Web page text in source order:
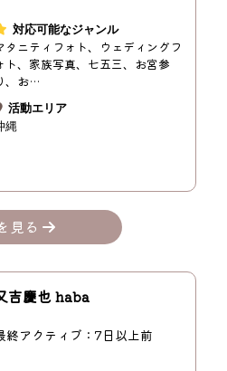
対応可能なジャンル
タニティフォト、ウェディングフ
ト、家族写真、七五三、お宮参
、お…
活動エリア
縄
見る
吉慶也 haba
終アクティブ：7日以上前